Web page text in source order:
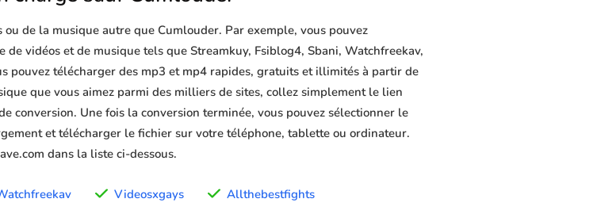
de la musique autre que Cumlouder. Par exemple, vous pouvez
vidéos et de musique tels que Streamkuy, Fsiblog4, Sbani, Watchfreekav,
pouvez télécharger des mp3 et mp4 rapides, gratuits et illimités à partir de
que vous aimez parmi des milliers de sites, collez simplement le lien
conversion. Une fois la conversion terminée, vous pouvez sélectionner le
et télécharger le fichier sur votre téléphone, tablette ou ordinateur.
dans la liste ci-dessous.
Videosxgays Allthebestfights